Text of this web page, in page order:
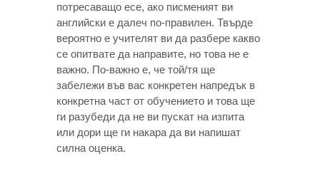
потресаващо есе, ако писменият ви
английски е далеч по-правилен. Твърде
вероятно е учителят ви да разбере какво
се опитвате да направите, но това не е
важно. По-важно е, че той/тя ще
забележи във вас конкретен напредък в
конкретна част от обучението и това ще
ги разубеди да не ви пускат на изпита
или дори ще ги накара да ви напишат
силна оценка.